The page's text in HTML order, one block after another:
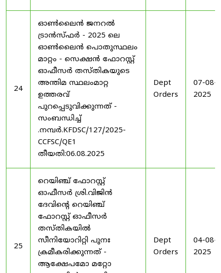
24
ഓൺലൈൻ ജനറൽ
ട്രാൻസ്ഫർ - 2025 ലെ
ഓൺലൈൻ പൊതുസ്ഥലം
മാറ്റം - സെക്ഷൻ ഫോറസ്റ്റ്
ഓഫീസർ തസ്തികയുടെ
അന്തിമ സ്ഥലംമാറ്റ
ഉത്തരവ്
പുറപ്പെടുവിക്കുന്നത് -
സംബന്ധിച്ച്
.നമ്പർ.KFDSC/127/2025-
CCFSC/QE1
തീയതി:06.08.2025
Dept
Orders
07-08-
2025
25
റെയിഞ്ച് ഫോറസ്റ്റ്
ഓഫീസർ ശ്രി.വിജിൻ
ദേവിന്റെ റെയിഞ്ച്
ഫോറസ്റ്റ് ഓഫീസർ
തസ്തികയിൽ
സീനിയോറിറ്റി പുനഃ
ക്രമീകരിക്കുന്നത് -
ആക്ഷേപമോ മറ്റോ
Dept
Orders
04-08-
2025